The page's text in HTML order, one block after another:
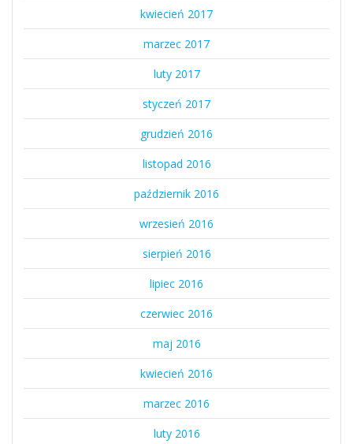
kwiecień 2017
marzec 2017
luty 2017
styczeń 2017
grudzień 2016
listopad 2016
październik 2016
wrzesień 2016
sierpień 2016
lipiec 2016
czerwiec 2016
maj 2016
kwiecień 2016
marzec 2016
luty 2016